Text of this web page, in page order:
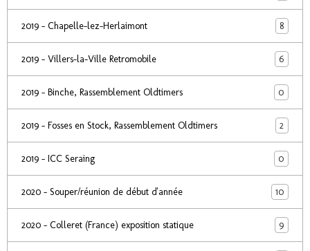
2019 - Chapelle-lez-Herlaimont 8
2019 - Villers-la-Ville Retromobile 6
2019 - Binche, Rassemblement Oldtimers 0
2019 - Fosses en Stock, Rassemblement Oldtimers 2
2019 - ICC Seraing 0
2020 - Souper/réunion de début d'année 10
2020 - Colleret (France) exposition statique 9